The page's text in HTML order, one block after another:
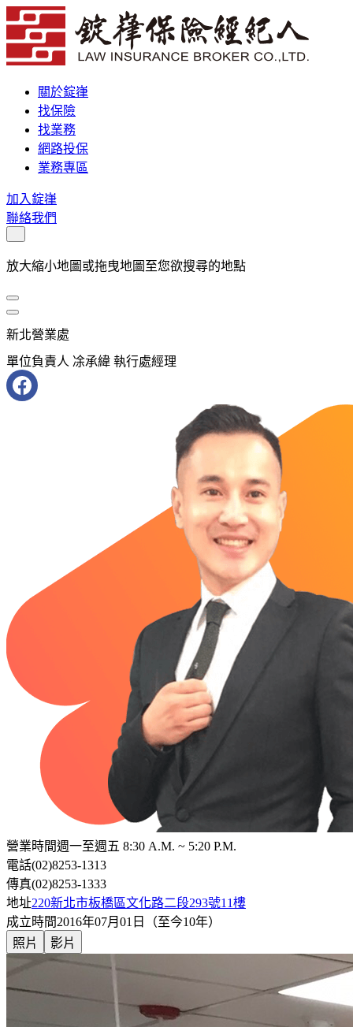
關於錠嵂
找保險
找業務
網路投保
業務專區
加入錠嵂
聯絡我們
放大縮小地圖或拖曳地圖至您欲搜尋的地點
新北營業處
單位負責人 凃承緯 執行處經理
營業時間週一至週五 8:30 A.M. ~ 5:20 P.M.
電話(02)8253-1313
傳真(02)8253-1333
地址220新北市板橋區文化路二段293號11樓
成立時間2016年07月01日（至今10年）
照片
影片